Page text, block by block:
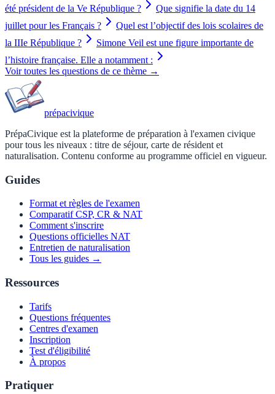
été président de la Ve République ?
Que signifie la date du 14
juillet pour les Français ?
Quel est l’objectif des lois scolaires de
la IIIe République ?
Simone Veil est une figure importante de
l’histoire française. Elle a notamment :
Voir toutes les questions de ce thème →
prépacivique
PrépaCivique est la plateforme de préparation à l'examen civique
pour tous les niveaux : titre de séjour, carte de résident et
naturalisation. Contenu conforme au programme officiel en vigueur.
Guides
Format et règles de l'examen
Comparatif CSP, CR & NAT
Comment s'inscrire
Questions officielles NAT
Entretien de naturalisation
Tous les guides →
Ressources
Tarifs
Questions fréquentes
Centres d'examen
Inscription
Test d'éligibilité
À propos
Pratiquer